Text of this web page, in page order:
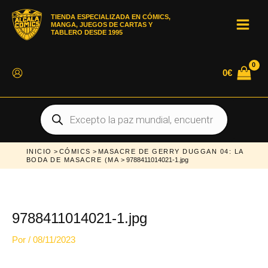
contenido
TIENDA ESPECIALIZADA EN CÓMICS,
MANGA, JUEGOS DE CARTAS Y
TABLERO DESDE 1995
0€
Búsqueda
de
productos
INICIO > CÓMICS > MASACRE DE GERRY DUGGAN 04: LA
BODA DE MASACRE (MA > 9788411014021-1.jpg
9788411014021-1.jpg
Por / 08/11/2023